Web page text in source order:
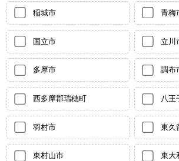
稲城市 青梅
国立市 立川
多摩市 調布
西多摩郡瑞穂町 八王
羽村市 東久
東村山市 東大